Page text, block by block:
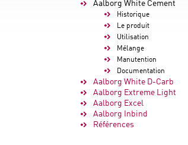
Aalborg White Cement
Historique
Le produit
Utilisation
Mélange
Manutention
Documentation
Aalborg White D-Carb
Aalborg Extreme Light
Aalborg Excel
Aalborg Inbind
Références